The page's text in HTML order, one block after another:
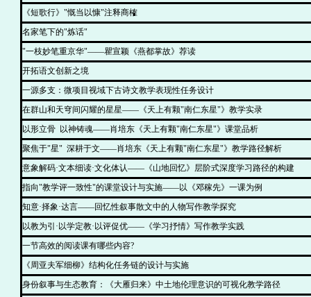
《短歌行》"慨当以慷"注释商榷
名家笔下的"炼话"
"一枝妙笔重京华"——瞿宣颖《燕都掌故》荐读
开拓语文创新之境
一源多支：微项目视域下古诗文教学表现性任务设计
在群山和天穹间闪耀的星星——《天上有颗"南仁东星"》教学实录
以形立骨 以神铸魂——肖培东《天上有颗"南仁东星"》课堂品析
聚焦于"星" 深耕于文——肖培东《天上有颗"南仁东星"》教学路径解析
意象解码·文本细读·文化体认——《山地回忆》层阶式深度学习路径的构建
指向"教学评一致性"的课堂设计与实施——以《邓稼先》一课为例
知意·择象·达言——回忆性叙事散文中的人物写作教学探究
以教为引·以学定教·以评促优——《学习抒情》写作教学实践
一节高效的阅读课有哪些内容?
《周亚夫军细柳》结构化任务链的设计与实施
身份叙事与生态教育：《大雁归来》中土地伦理意识的可视化教学路径